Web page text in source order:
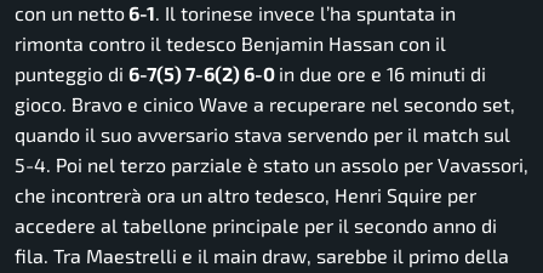
con un netto6-1. Il torinese invece l’ha spuntata in
rimonta contro il tedesco Benjamin Hassan con il
punteggio di 6-7(5) 7-6(2) 6-0 in due ore e 16 minuti di
gioco. Bravo e cinico Wave a recuperare nel secondo set,
quando il suo avversario stava servendo per il match sul
5-4. Poi nel terzo parziale è stato un assolo per Vavassori,
che incontrerà ora un altro tedesco, Henri Squire per
accedere al tabellone principale per il secondo anno di
fila. Tra Maestrelli e il main draw, sarebbe il primo della